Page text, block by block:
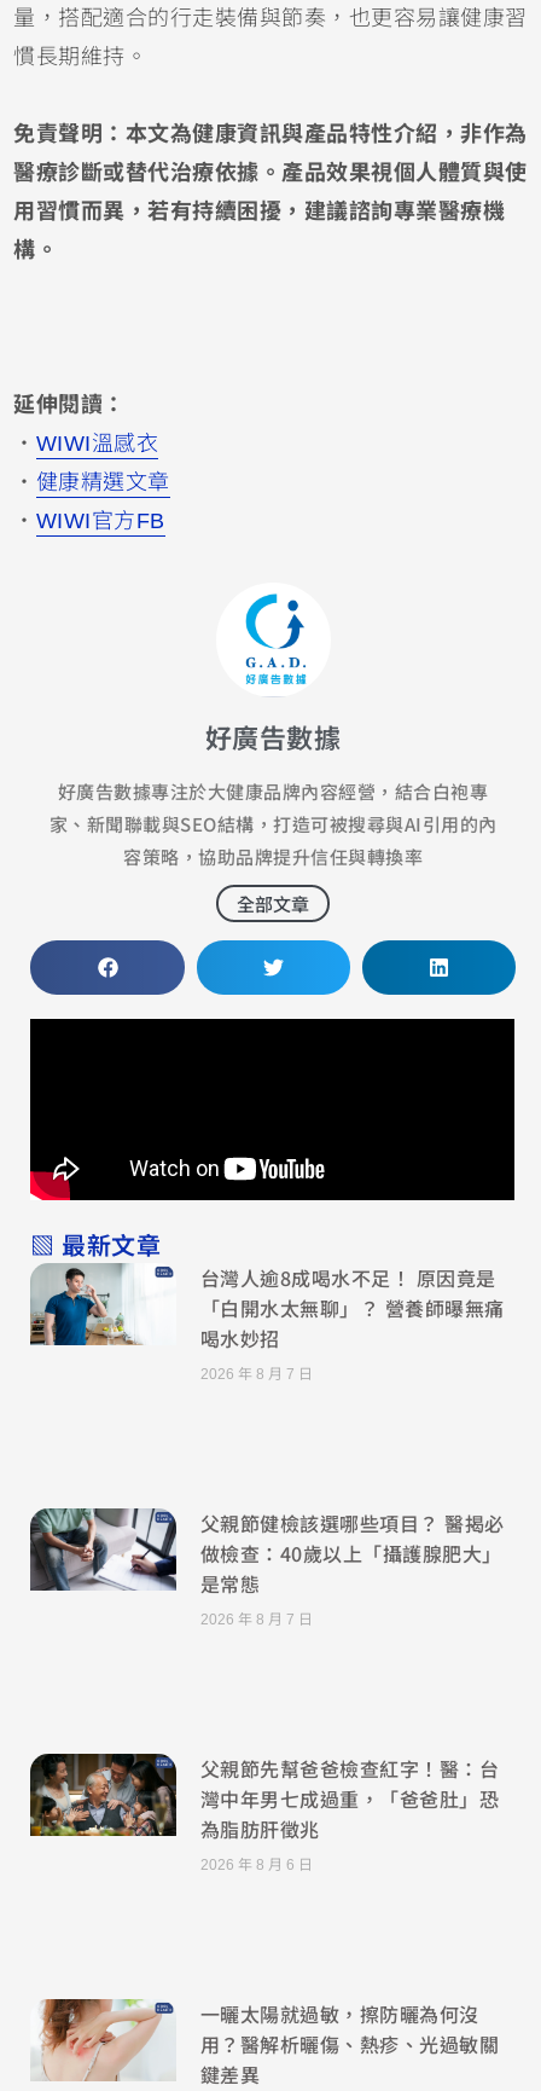
量，搭配適合的行走裝備與節奏，也更容易讓健康習
慣長期維持。
免責聲明：本文為健康資訊與產品特性介紹，非作為
醫療診斷或替代治療依據。產品效果視個人體質與使
用習慣而異，若有持續困擾，建議諮詢專業醫療機
構。
延伸閱讀：
・ WIWI溫感衣
・ 健康精選文章
・ WIWI官方FB
好廣告數據
好廣告數據專注於大健康品牌內容經營，結合白袍專
家、新聞聯載與SEO結構，打造可被搜尋與AI引用的內
容策略，協助品牌提升信任與轉換率
全部文章
▧ 最新文章
台灣人逾8成喝水不足！ 原因竟是
「白開水太無聊」？ 營養師曝無痛
喝水妙招
2026 年 8 月 7 日
父親節健檢該選哪些項目？ 醫揭必
做檢查：40歲以上「攝護腺肥大」
是常態
2026 年 8 月 7 日
父親節先幫爸爸檢查紅字！醫：台
灣中年男七成過重，「爸爸肚」恐
為脂肪肝徵兆
2026 年 8 月 6 日
一曬太陽就過敏，擦防曬為何沒
用？醫解析曬傷、熱疹、光過敏關
鍵差異